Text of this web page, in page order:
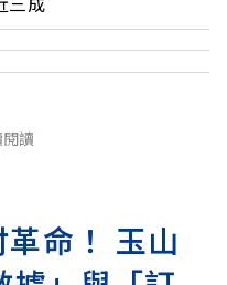
讀
命！ 玉山